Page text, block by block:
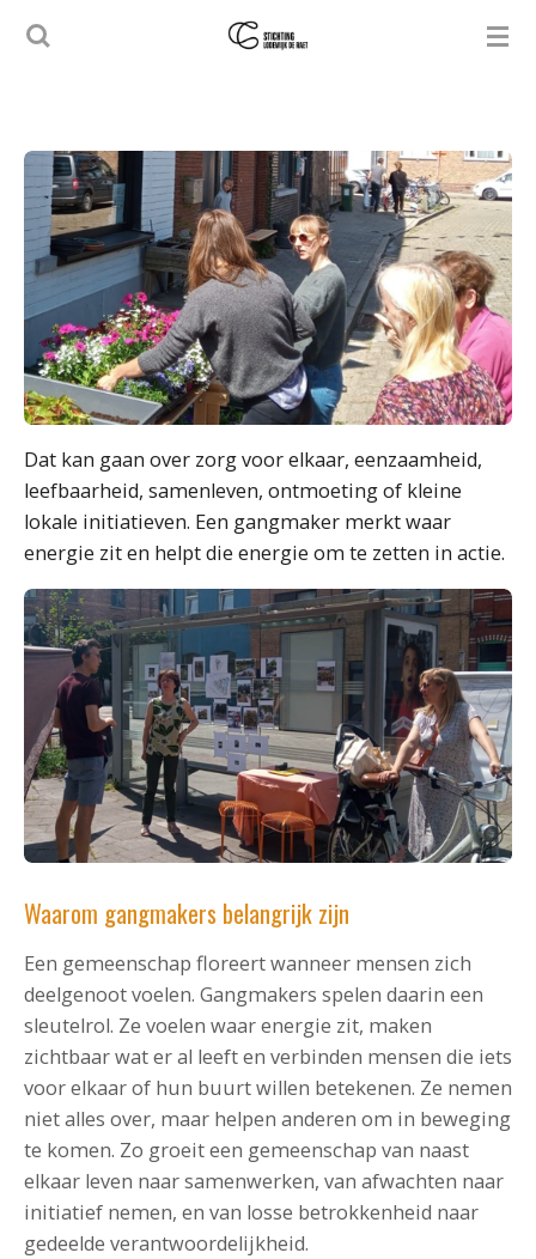
Ga
hoofdinhoud
Dat kan gaan over zorg voor elkaar, eenzaamheid,
leefbaarheid, samenleven, ontmoeting of kleine
lokale initiatieven. Een gangmaker merkt waar
energie zit en helpt die energie om te zetten in actie.
Waarom gangmakers belangrijk zijn
Een gemeenschap floreert wanneer mensen zich
deelgenoot voelen. Gangmakers spelen daarin een
sleutelrol. Ze voelen waar energie zit, maken
zichtbaar wat er al leeft en verbinden mensen die iets
voor elkaar of hun buurt willen betekenen. Ze nemen
niet alles over, maar helpen anderen om in beweging
te komen. Zo groeit een gemeenschap van naast
elkaar leven naar samenwerken, van afwachten naar
initiatief nemen, en van losse betrokkenheid naar
gedeelde verantwoordelijkheid.